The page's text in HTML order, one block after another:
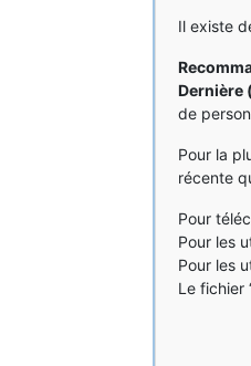
Il existe
Dernière
de
Pour la
récente
Pour
Pour les
Pour les
Le fichier